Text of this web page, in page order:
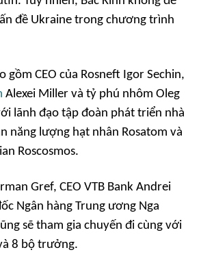
đề Ukraine trong chương trình
gồm CEO của Rosneft Igor Sechin,
Alexei Miller và tỷ phú nhôm Oleg
lãnh đạo tập đoàn phát triển nhà
năng lượng hạt nhân Rosatom và
Roscosmos.
Gref, CEO VTB Bank Andrei
Ngân hàng Trung ương Nga
sẽ tham gia chuyến đi cùng với
8 bộ trưởng.